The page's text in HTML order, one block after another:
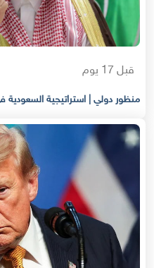
قبل 17 يوم
منظور دولي | استراتيجية السعودية